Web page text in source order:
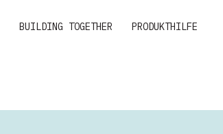
BUILDING TOGETHER PRODUKTHILFE